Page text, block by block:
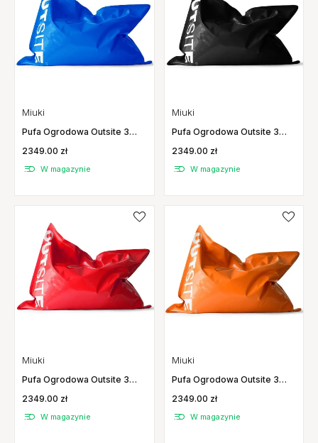
Miuki
Pufa Ogrodowa Outsite 3
2349.00 zł
W magazynie
Miuki
Pufa Ogrodowa Outsite 3
2349.00 zł
W magazynie
Miuki
Pufa Ogrodowa Outsite 3
2349.00 zł
W magazynie
Miuki
Pufa Ogrodowa Outsite 3
2349.00 zł
W magazynie